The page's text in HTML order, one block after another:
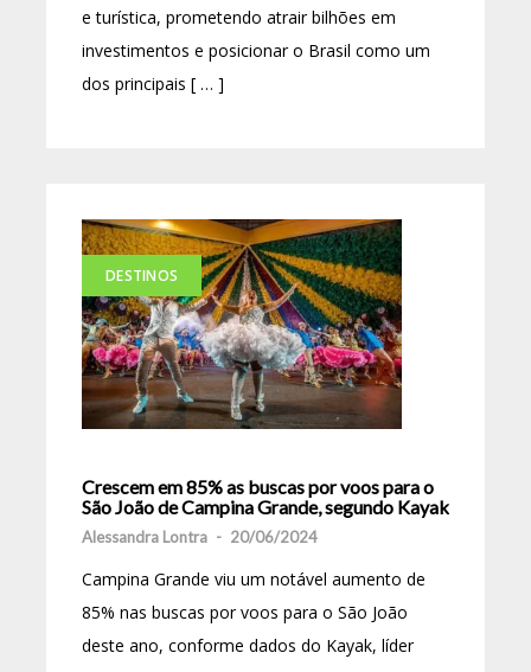
e turística, prometendo atrair bilhões em
investimentos e posicionar o Brasil como um
dos principais [ … ]
DESTINOS
Crescem em 85% as buscas por voos para o
São João de Campina Grande, segundo Kayak
Alessandra Lontra - 20/06/2024
Campina Grande viu um notável aumento de
85% nas buscas por voos para o São João
deste ano, conforme dados do Kayak, líder